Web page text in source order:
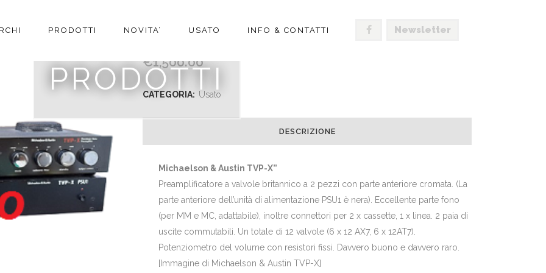
Newsletter
PRODOTTI NOVITA’ USATO INFO & CONTATTI
PRODOTTI
€1,500.00
CATEGORIA: Usato
DESCRIZIONE
Michaelson & Austin TVP-X”
Preamplificatore a valvole britannico a 2 pezzi con parte anteriore cromata. (La
parte anteriore dell’unità di alimentazione PSU1 è nera). Eccellente parte fono
(per MM e MC, adattabile), inoltre connettori per 2 x cassette, 1 x linea. 2 paia di
uscite commutabili. Un totale di 12 valvole (6 x 12 AX7, 6 x 12AT7).
Potenziometro del volume con resistori fissi. Davvero buono e davvero raro.
[Immagine di Michaelson & Austin TVP-X]